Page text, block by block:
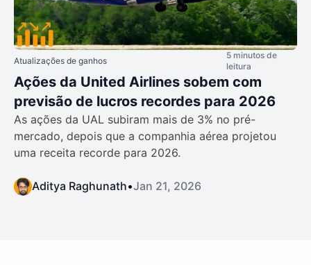
Atualizações de ganhos
5 minutos de
leitura
Ações da United Airlines sobem com
previsão de lucros recordes para 2026
As ações da UAL subiram mais de 3% no pré-
mercado, depois que a companhia aérea projetou
uma receita recorde para 2026.
Aditya Raghunath•Jan 21, 2026